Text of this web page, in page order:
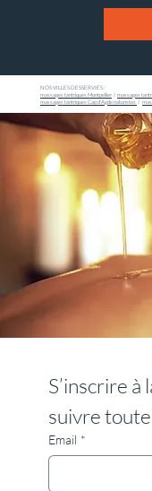
NOS VILLES DESSERVIES :
massages tantriques Montpellier/ massages
massages tantriques Cap d'Agde naturistes /
S’inscrire
suivre
Email *